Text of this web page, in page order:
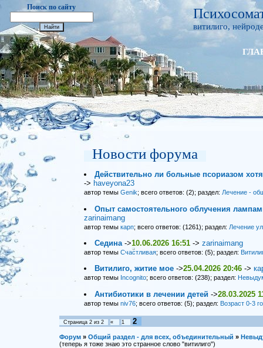
Поиск по сайту
витилиго,
Новости форума
Действительно ли больные псориазом
-> haveyona23
автор темы Genik; всего ответов: (2); раздел: Лечение -
Опыт самостоятельного облучения
zarinaimang
автор темы карп; всего ответов: (1261); раздел: Лечение
Седина ->10.06.2026 16:51 ->zarinaimang
автор темы Счастливая; всего ответов: (5); раздел:
Витилиго, житие мое ->25.04.2026 20:46 ->
автор темы Incognito; всего ответов: (238); раздел:
Антибиотики в лечении детей ->28.03.2025
автор темы niv76; всего ответов: (5); раздел: Возраст 0-3
Страница 2 из 2 « 1 2
Форум » Общий раздел - для всех, объединительный »
(теперь я тоже знаю это странное слово "витилиго")